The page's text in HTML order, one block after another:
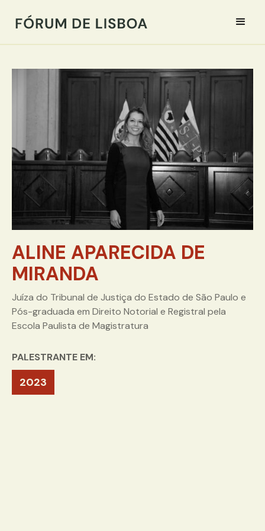
ALINE APARECIDA DE
MIRANDA
Juíza do Tribunal de Justiça do Estado de São Paulo e
Pós-graduada em Direito Notorial e Registral pela
Escola Paulista de Magistratura
PALESTRANTE EM:
2023